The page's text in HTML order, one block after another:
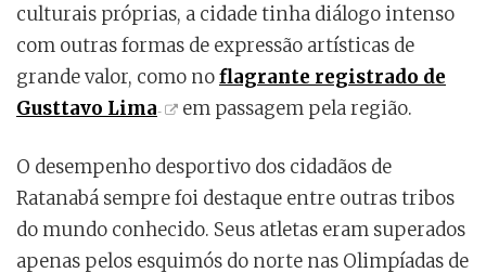
culturais próprias, a cidade tinha diálogo intenso
com outras formas de expressão artísticas de
grande valor, como noflagrante registrado de
Gusttavo Lima
em passagem pela região.
O desempenho desportivo dos cidadãos de
Ratanabá sempre foi destaque entre outras tribos
do mundo conhecido. Seus atletas eram superados
apenas pelos esquimós do norte nas Olimpíadas de